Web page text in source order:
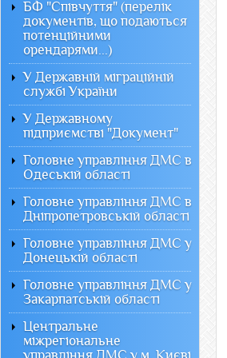
БФ "Співчуття" (перелік
документів, що подаються
потенційними
орендарями...)
У Державній міграційній
службі України
У Державному
підприємстві "Документ"
Головне управління ДМС в
Одеській області
Головне управління ДМС в
Дніпропетровській області
Головне управління ДМС у
Донецькій області
Головне управління ДМС у
Закарпатській області
Центральне
міжрегіональне